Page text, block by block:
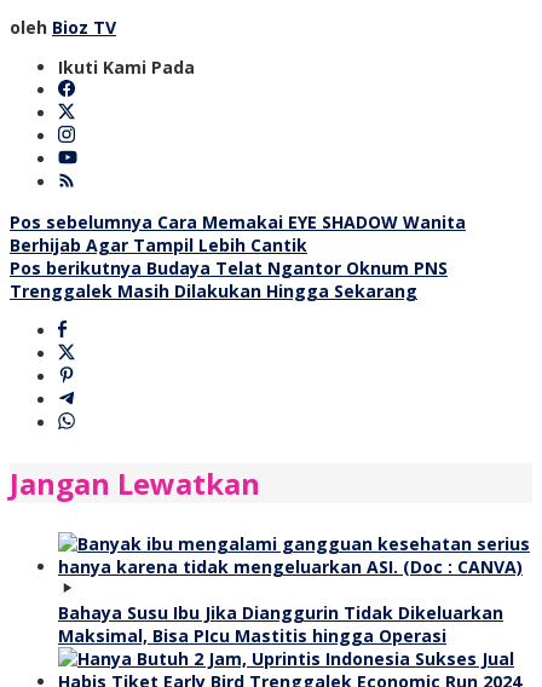
oleh Bioz TV
Ikuti Kami Pada
Navigasi
pos
Pos sebelumnya Cara Memakai EYE SHADOW Wanita
Berhijab Agar Tampil Lebih Cantik
Pos berikutnya Budaya Telat Ngantor Oknum PNS
Trenggalek Masih Dilakukan Hingga Sekarang
Jangan Lewatkan
Bahaya Susu Ibu Jika Dianggurin Tidak Dikeluarkan
Maksimal, Bisa PIcu Mastitis hingga Operasi